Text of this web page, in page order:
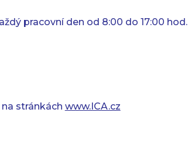
pracovní den od 8:00 do 17:00 hod.
stránkách www.ICA.cz